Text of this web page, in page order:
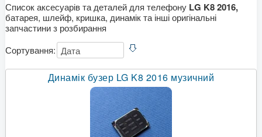
Список аксесуарів та деталей для телефону LG K8 2016,
батарея, шлейф, кришка, динамік та інші оригінальні
запчастини з розбирання
Сортування:
Динамік бузер LG K8 2016 музичний